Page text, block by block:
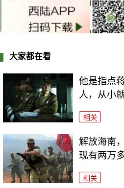
大家都在看
他是指点
人，从小
相关
解放海南
现有两万
相关